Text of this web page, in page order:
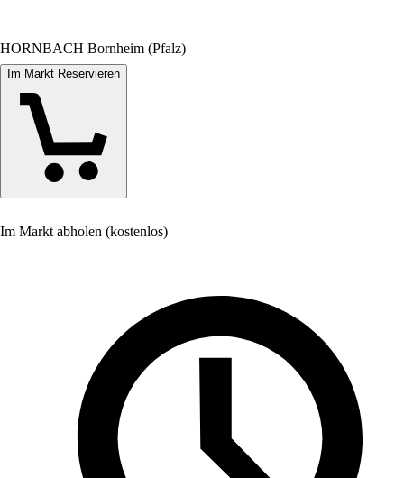
HORNBACH Bornheim (Pfalz)
Im Markt Reservieren
Im Markt abholen (kostenlos)